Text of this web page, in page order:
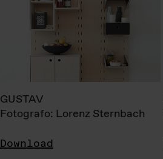
GUSTAV
Fotografo: Lorenz Sternbach
Download